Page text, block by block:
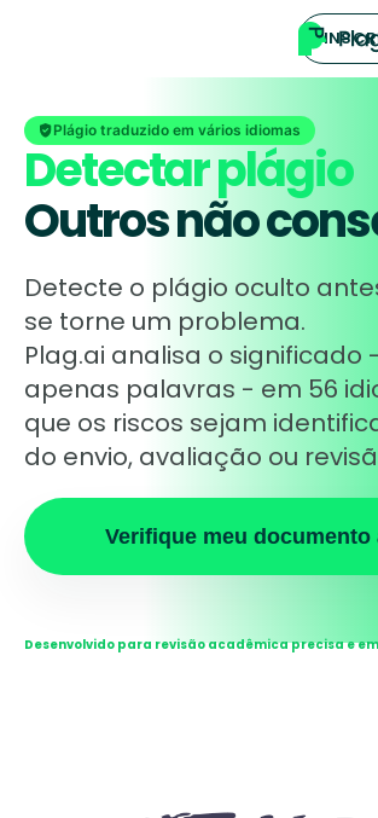
Plágio traduzido em vários idiomas
Detectar plágio
Outros não
Detecte o plágio oculto
se torne um problema.
Plag.ai analisa o significado
apenas palavras - em 56
que os riscos sejam
do envio, avaliação ou
Verifique meu documento
Desenvolvido para revisão acadêmica precisa e